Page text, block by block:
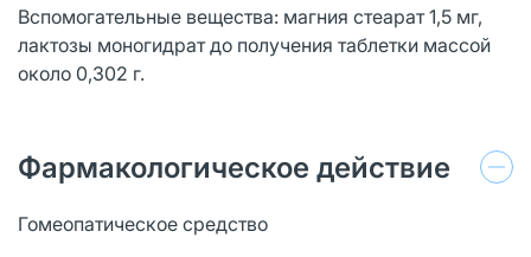
Вспомогательные вещества: магния стеарат 1,5 мг,
лактозы моногидрат до получения таблетки массой
около 0,302 г.
Фармакологическое действие
Гомеопатическое средство